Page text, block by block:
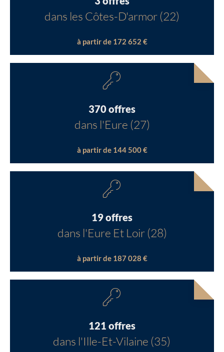
dans les Côtes-D'armor (22)
à partir de 172 652 €
370 offres
dans l'Eure (27)
à partir de 144 500 €
19 offres
dans l'Eure Et Loir (28)
à partir de 187 028 €
121 offres
dans l'Ille-Et-Vilaine (35)